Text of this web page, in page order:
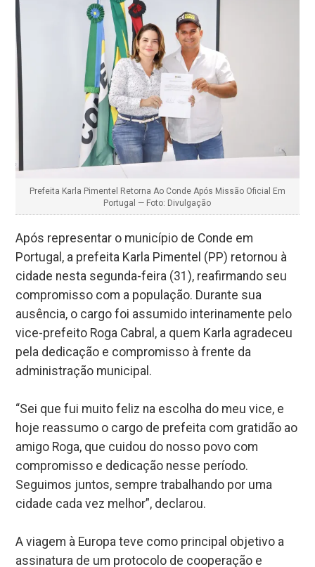
Prefeita Karla Pimentel Retorna Ao Conde Após Missão Oficial Em
Portugal — Foto: Divulgação
Após representar o município de Conde em
Portugal, a prefeita Karla Pimentel (PP) retornou à
cidade nesta segunda-feira (31), reafirmando seu
compromisso com a população. Durante sua
ausência, o cargo foi assumido interinamente pelo
vice-prefeito Roga Cabral, a quem Karla agradeceu
pela dedicação e compromisso à frente da
administração municipal.
“Sei que fui muito feliz na escolha do meu vice, e
hoje reassumo o cargo de prefeita com gratidão ao
amigo Roga, que cuidou do nosso povo com
compromisso e dedicação nesse período.
Seguimos juntos, sempre trabalhando por uma
cidade cada vez melhor”, declarou.
A viagem à Europa teve como principal objetivo a
assinatura de um protocolo de cooperação e